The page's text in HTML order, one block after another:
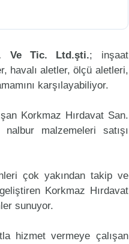
Ve Tic. Ltd.şti.; inşaat
havalı aletler, ölçü aletleri,
karşılayabiliyor.
Korkmaz Hırdavat San.
malzemeleri satışı
çok yakından takip ve
Korkmaz Hırdavat
sunuyor.
hizmet vermeye çalışan